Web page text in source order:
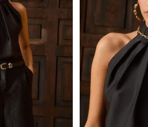
praticidade sem abrir mão do estilo.